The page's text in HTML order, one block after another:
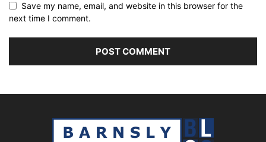
Save my name, email, and website in this browser for the
next time I comment.